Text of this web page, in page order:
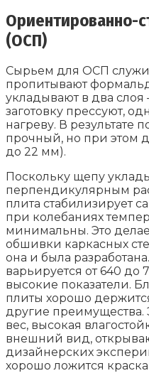
Ориентированно-
(ОСП)
Сырьем для ОСП
пропитывают
укладывают в два
заготовку прессуют,
нагреву. В результате
прочный, но при этом
до 22 мм).
Поскольку щепу
перпендикулярным
плита стабилизирует
при колебаниях
минимальны. Это
обшивки каркасных
она и была
варьируется от 640 до
высокие показатели.
плиты хорошо
другие преимущества.
вес, высокая
внешний вид,
дизайнерских
хорошо ложится